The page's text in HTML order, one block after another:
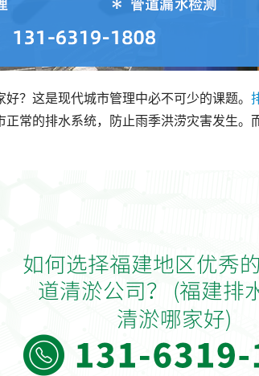
好？这是现代城市管理中必不可少的课题。
正常的排水系统，防止雨季洪涝灾害发生